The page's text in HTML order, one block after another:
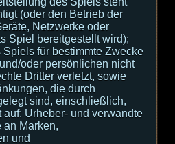
(oder den Betrieb der
Netzwerke oder
Spiel bereitgestellt wird);
für bestimmte Zwecke
oder persönlichen nicht
Dritter verletzt, sowie
die durch
sind, einschließlich,
Urheber- und verwandte
an Marken,
und